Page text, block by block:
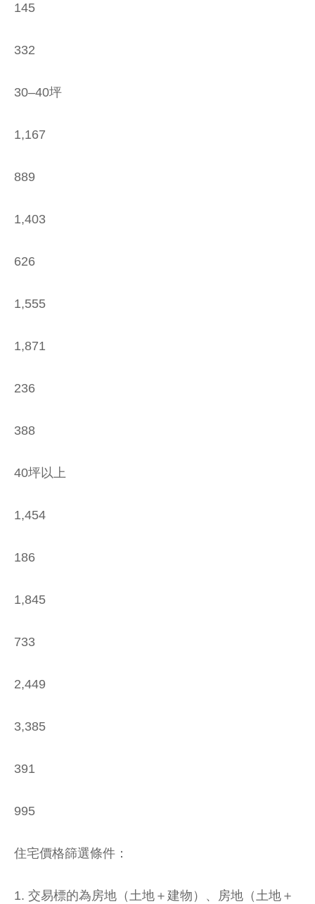
145
332
30–40坪
1,167
889
1,403
626
1,555
1,871
236
388
40坪以上
1,454
186
1,845
733
2,449
3,385
391
995
住宅價格篩選條件：
1. 交易標的為房地（土地＋建物）、房地（土地＋